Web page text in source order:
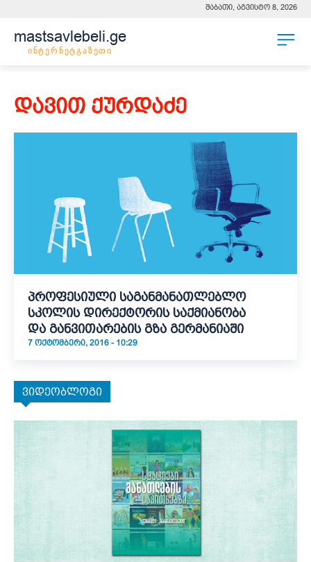
შაბათი, აგვისტო 8, 2026
mastsavlebeli.ge
ინტერნეტგაზეთი
დავით ქურდაძე
პროფესიული საგანმანათლებლო
სკოლის დირექტორის საქმიანობა
და განვითარების გზა გერმანიაში
7 ᲝᲥᲢᲝᲛᲑᲔᲠᲘ, 2016 - 10:29
ვიდეობლოგი